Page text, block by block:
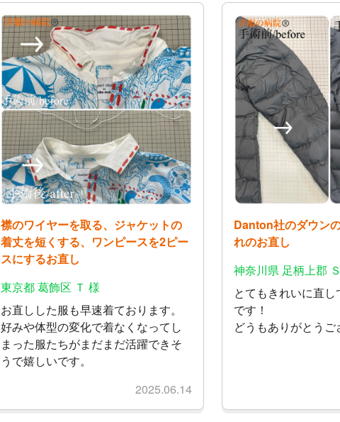
襟のワイヤーを取る、ジャケットの
着丈を短くする、ワンピースを2ピー
スにするお直し
東京都 葛飾区 Ｔ 様
お直しした服も早速着ております。
好みや体型の変化で着なくなってし
まった服たちがまだまだ活躍できそ
うで嬉しいです。
2025.06.14
Danton社のダウン
れのお直し
神奈川県 足柄上郡
とてもきれいに直
です！
どうもありがとうご